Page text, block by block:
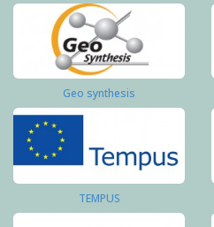
Geo synthesis
TEMPUS